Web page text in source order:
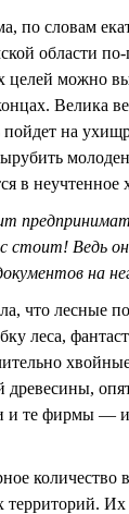
по словам
области
целей можно
Велика
на
в неучтенное
стоит! Ведь
на
что лесные
леса,
древесины,
те фирмы —
количество
территорий.